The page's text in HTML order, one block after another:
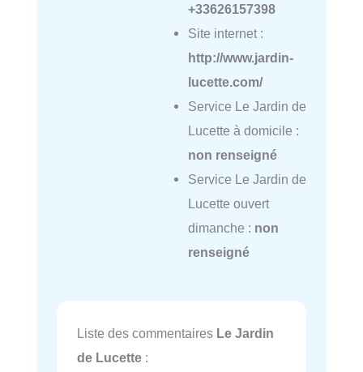
+33626157398
Site internet :
http://www.jardin-
lucette.com/
Service Le Jardin de
Lucette à domicile :
non renseigné
Service Le Jardin de
Lucette ouvert
dimanche : non
renseigné
Liste des commentaires Le Jardin
de Lucette :